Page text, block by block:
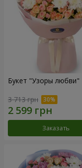
Букет "Узоры любви"
3 713 грн
Заказать